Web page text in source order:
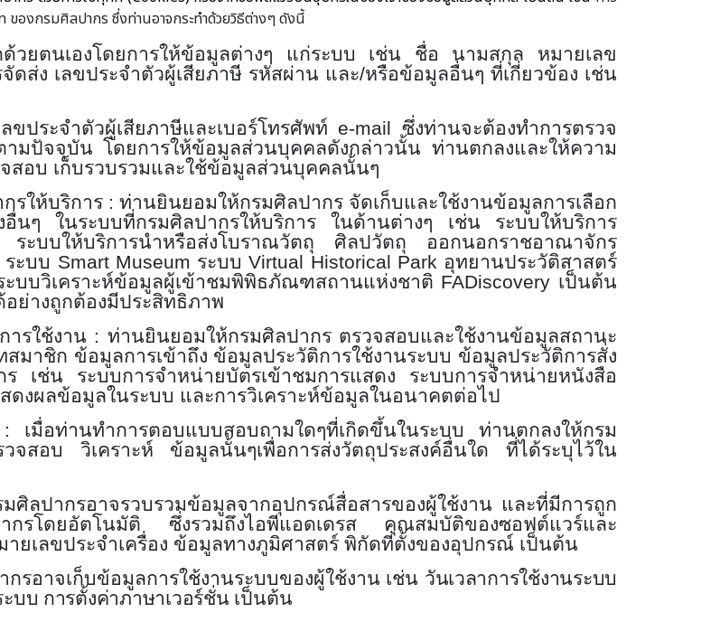
ของกรมศิลปากร ซึ่งท่านอาจกระทำด้วยวิธีต่างๆ ดังนี้
วยตนเองโดยการให้ข้อมูลต่างๆ แก่ระบบ เช่น ชื่อ นามสกุล หมายเลข
ดส่ง เลขประจำตัวผู้เสียภาษี รหัสผ่าน และ/หรือข้อมูลอื่นๆ ที่เกี่ยวข้อง เช่น
ประจำตัวผู้เสียภาษีและเบอร์โทรศัพท์ e-mail ซึ่งท่านจะต้องทำการตรวจ
มปัจจุบัน โดยการให้ข้อมูลส่วนบุคคลดังกล่าวนั้น ท่านตกลงและให้ความ
สอบ เก็บรวบรวมและใช้ข้อมูลส่วนบุคคลนั้นๆ
รให้บริการ : ท่านยินยอมให้กรมศิลปากร จัดเก็บและใช้งานข้อมูลการเลือก
นๆ ในระบบที่กรมศิลปากรให้บริการ ในด้านต่างๆ เช่น ระบบให้บริการ
ระบบให้บริการนำหรือส่งโบราณวัตถุ ศิลปวัตถุ ออกนอกราชอาณาจักร
ระบบ Smart Museum ระบบVirtual Historical Parkอุทยานประวัติสาสตร์
บบวิเคราะห์ข้อมูลผู้เข้าชมพิพิธภัณฑสถานแห่งชาติ FADiscovery เป็นต้น
ย่างถูกต้องมีประสิทธิภาพ
ารใช้งาน : ท่านยินยอมให้กรมศิลปากร ตรวจสอบและใช้งานข้อมูลสถานะ
มาชิก ข้อมูลการเข้าถึง ข้อมูลประวัติการใช้งานระบบ ข้อมูลประวัติการสั่ง
เช่น ระบบการจำหน่ายบัตรเข้าชมการแสดง ระบบการจำหน่ายหนังสือ
ดงผลข้อมูลในระบบ และการวิเคราะห์ข้อมูลในอนาคตต่อไป
: เมื่อท่านทำการตอบแบบสอบถามใดๆที่เกิดขึ้นในระบบ ท่านตกลงให้กรม
จสอบ วิเคราะห์ ข้อมูลนั้นๆเพื่อการส่งวัตถุประสงค์อื่นใด ที่ได้ระบุไว้ใน
มศิลปากรอาจรวบรวมข้อมูลจากอุปกรณ์สื่อสารของผู้ใช้งาน และที่มีการถูก
ากรโดยอัตโนมัติ ซึ่งรวมถึงไอพีแอดเดรส คุณสมบัติของซอฟต์แวร์และ
ยเลขประจำเครื่อง ข้อมูลทางภูมิศาสตร์ พิกัดที่ตั้งของอุปกรณ์ เป็นต้น
กรอาจเก็บข้อมูลการใช้งานระบบของผู้ใช้งาน เช่น วันเวลาการใช้งานระบบ
บบ การตั้งค่าภาษาเวอร์ชั่น เป็นต้น